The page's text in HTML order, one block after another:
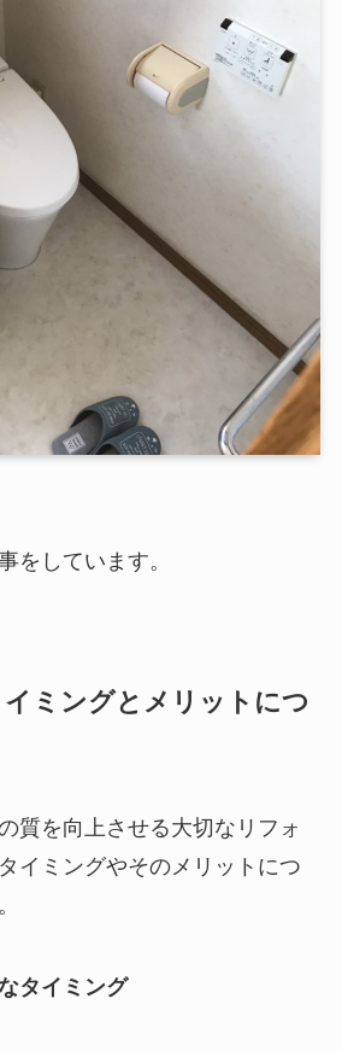
をしています。
イミングとメリットにつ
質を向上させる大切なリフォ
イミングやそのメリットにつ
タイミング